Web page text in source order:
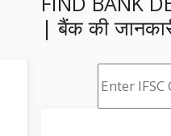
| बैंक की